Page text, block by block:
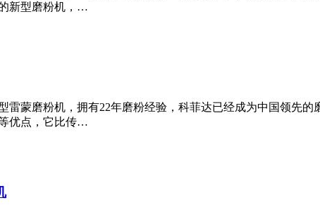
新型磨粉机，…
雷蒙磨粉机，拥有22年磨粉经验，科菲达已经成为中国领先
优点，它比传…